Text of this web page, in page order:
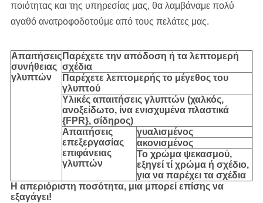
ποιότητας και της υπηρεσίας μας, θα λαμβάναμε πολύ
αγαθό ανατροφοδοτούμε από τους πελάτες μας.
Απαιτήσεις
συνήθειας
γλυπτών
Παρέχετε την απόδοση ή τα λεπτομερή
σχέδια
Παρέχετε λεπτομερής το μέγεθος του
γλυπτού
Υλικές απαιτήσεις γλυπτών (χαλκός,
ανοξείδωτο,ίνα ενισχυμένα πλαστικά
{FPR}, σίδηρος)
Απαιτήσεις
επεξεργασίας
επιφάνειας
γλυπτών
γυαλισμένος
ακονισμένος
Το χρώμα ψεκασμού,
εξηγεί τί χρώμα ή σχέδιο,
για να παρέχει τα σχέδια
Η απεριόριστη ποσότητα, μια μπορεί επίσης να
εξαγάγει!